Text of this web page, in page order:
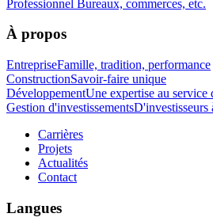
Professionnel Bureaux, commerces, etc.
À propos
EntrepriseFamille, tradition, performance
ConstructionSavoir-faire unique
DéveloppementUne expertise au service
Gestion d'investissementsD'investisseurs
Carrières
Projets
Actualités
Contact
Langues